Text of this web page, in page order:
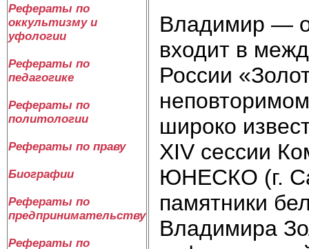
Рефераты по
оккультизму и
уфологии
Рефераты по
педагогике
Рефераты по
политологии
Рефераты по праву
Биографии
Рефераты по
предпринимательству
Рефераты по
Владимир —
входит в
России
широко
XIV сессии
ЮНЕСКО (г.
памятники
Владимира